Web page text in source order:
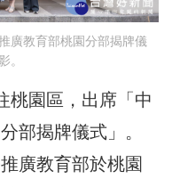
廣教育部桃園分部揭牌儀
。
桃園區，出席「中
部揭牌儀式」。
廣教育部於桃園